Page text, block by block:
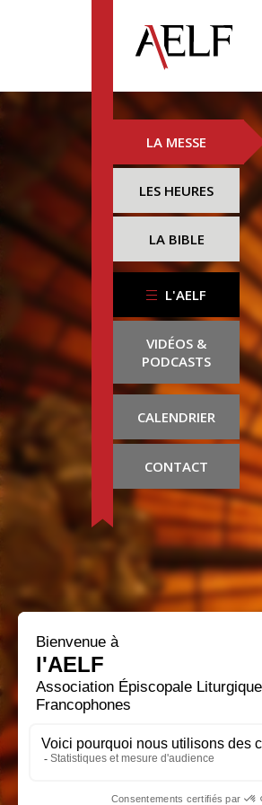
LA MESSE
LES HEURES
LA BIBLE
L'AELF
VIDÉOS &
PODCASTS
CALENDRIER
CONTACT